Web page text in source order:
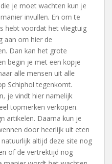
je moet wachten kun je
invullen. En om te
hebt voordat het vliegtuig
aan om hier de
Dan kan het grote
begin je met een kopje
alle mensen uit alle
Schiphol tegenkomt.
je vindt hier namelijk
topmerken verkopen.
artikelen. Daarna kun je
door heerlijk uit eten
altijd deze site nog
of de vertrektijd nog